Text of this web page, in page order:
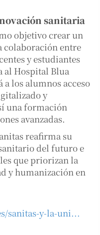
sanitaria
objetivo crear un
colaboración entre
y estudiantes
al Hospital Blua
a los alumnos acceso
y
una formación
avanzadas.
reafirma su
del futuro e
que priorizan la
y humanización en
sanitas-y-la-uni...